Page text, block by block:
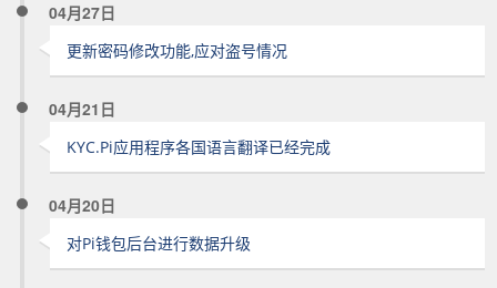
04月27日
更新密码修改功能,应对盗号情况
04月21日
KYC.Pi应用程序各国语言翻译已经完成
04月20日
对Pi钱包后台进行数据升级